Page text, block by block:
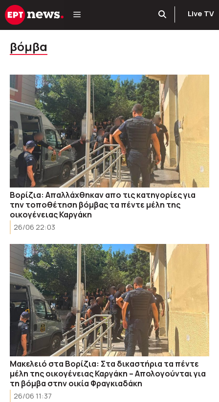
Μετάβαση
σε
Live TV
βόμβα
Βορίζια: Απαλλάχθηκαν απο τις κατηγορίες για
την τοποθέτηση βόμβας τα πέντε μέλη της
οικογένειας Καργάκη
26/06 22:03
Mακελειό στα Βορίζια: Στα δικαστήρια τα πέντε
μέλη της οικογένειας Καργάκη – Απολογούνται για
τη βόμβα στην οικία Φραγκιαδάκη
26/06 11:37